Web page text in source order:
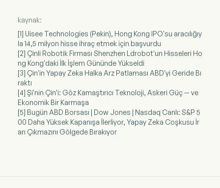
kaynak:
[1] Uisee Technologies (Pekin), Hong Kong IPO'su aracılığıy
la 14,5 milyon hisse ihraç etmek için başvurdu
[2] Çinli Robotik Firması Shenzhen Ldrobot'un Hisseleri Ho
ng Kong'daki İlk İşlem Gününde Yükseldi
[3] Çin'in Yapay Zeka Halka Arz Patlaması ABD'yi Geride Bı
raktı
[4] Şi'nin Çin'i: Göz Kamaştırıcı Teknoloji, Askeri Güç — ve
Ekonomik Bir Karmaşa
[5] Bugün ABD Borsası | Dow Jones | Nasdaq Canlı: S&P 5
00 Daha Yüksek Kapanışa İlerliyor, Yapay Zeka Coşkusu İr
an Çıkmazını Gölgede Bırakıyor